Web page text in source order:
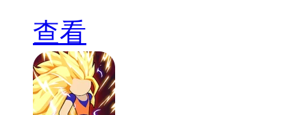
查看